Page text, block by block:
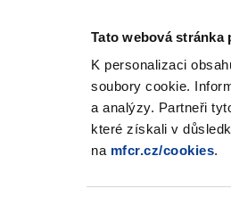
Tato webová stránka
K personalizaci
soubory cookie.
a analýzy. Partneři
které získali v
na mfcr.cz/cookies.